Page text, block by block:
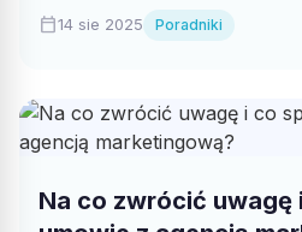
calendar_today14 sie 2025 Poradniki
Na co zwrócić